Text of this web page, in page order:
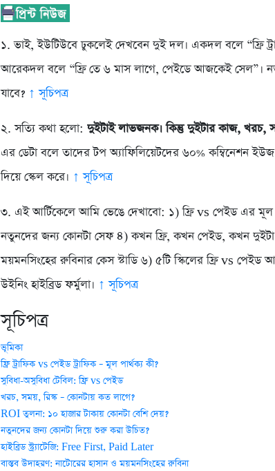
১. ভাই, ইউটিউবে ঢুকলেই দেখবেন দুই দল। একদল বলে “ফ্রি
আরেকদল বলে “ফ্রি তে ৬ মাস লাগে, পেইডে আজকেই সেল”।
যাবে? ↑ সূচিপত্র
২. সত্যি কথা হলো:দুইটাই লাভজনক। কিন্তু দুইটার কাজ, খরচ,
এর ডেটা বলে তাদের টপ অ্যাফিলিয়েটদের ৬০% কম্বিনেশন ইউজ
দিয়ে স্কেল করে। ↑ সূচিপত্র
৩. এই আর্টিকেলে আমি ভেঙে দেখাবো: ১) ফ্রি vs পেইড এর
নতুনদের জন্য কোনটা সেফ ৪) কখন ফ্রি, কখন পেইড, কখন
ময়মনসিংহের রুবিনার কেস স্টাডি ৬) ৫টি স্কিলের ফ্রি vs
উইনিং হাইব্রিড ফর্মুলা। ↑ সূচিপত্র
সূচিপত্র
ভূমিকা
ফ্রি ট্রাফিক vs পেইড ট্রাফিক – মূল পার্থক্য কী?
সুবিধা-অসুবিধা টেবিল: ফ্রি vs পেইড
খরচ, সময়, রিস্ক – কোনটায় কত লাগে?
ROI তুলনা: ১০ হাজার টাকায় কোনটা বেশি দেয়?
নতুনদের জন্য কোনটা দিয়ে শুরু করা উচিত?
হাইব্রিড স্ট্র্যাটেজি: Free First, Paid Later
বাস্তব উদাহরণ: নাটোরের হাসান ও ময়মনসিংহের রুবিনা